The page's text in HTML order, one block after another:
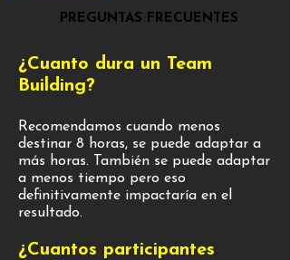
PREGUNTAS FRECUENTES
¿Cuanto dura un Team
Building?
Recomendamos cuando menos
destinar 8 horas, se puede adaptar a
más horas. También se puede adaptar
a menos tiempo pero eso
definitivamente impactaría en el
resultado.
¿Cuantos participantes